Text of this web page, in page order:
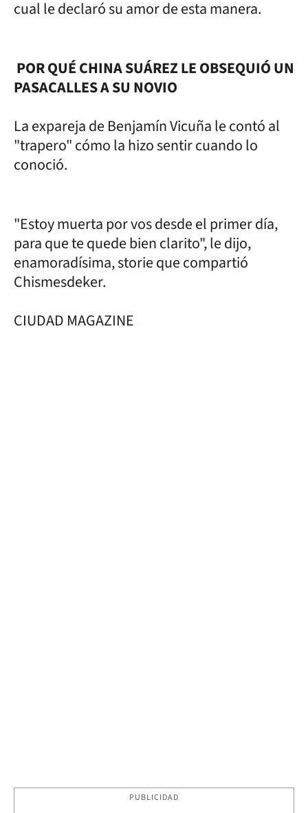
cual le declaró su amor de esta manera.
POR QUÉ CHINA SUÁREZ LE OBSEQUIÓ UN
PASACALLES A SU NOVIO
La expareja de Benjamín Vicuña le contó al
"trapero" cómo la hizo sentir cuando lo
conoció.
"Estoy muerta por vos desde el primer día,
para que te quede bien clarito", le dijo,
enamoradísima, storie que compartió
Chismesdeker.
CIUDAD MAGAZINE
PUBLICIDAD